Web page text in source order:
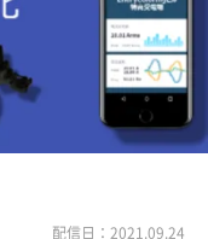
配信日：2021.09.24